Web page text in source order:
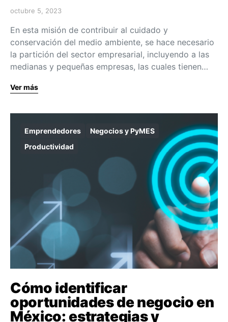
octubre 5, 2023
En esta misión de contribuir al cuidado y
conservación del medio ambiente, se hace necesario
la partición del sector empresarial, incluyendo a las
medianas y pequeñas empresas, las cuales tienen…
Ver más
Emprendedores
Negocios y PyMES
Productividad
Cómo identificar
oportunidades de negocio en
México: estrategias y